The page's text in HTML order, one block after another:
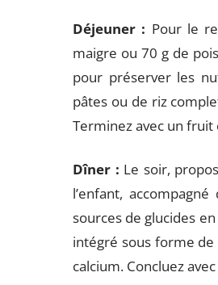
Déjeuner : Pour le
maigre ou 70 g de
pour préserver les
pâtes ou de riz
Terminez avec un
Dîner : Le soir,
l’enfant,
sources de glucides
intégré sous forme
calcium. Concluez